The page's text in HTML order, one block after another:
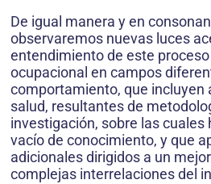
De igual manera y en
observaremos nuevas luces
entendimiento de este
ocupacional en campos
comportamiento, que incluyen
salud, resultantes de
investigación, sobre las cuales
vacío de conocimiento, y que
adicionales dirigidos a un
complejas interrelaciones del